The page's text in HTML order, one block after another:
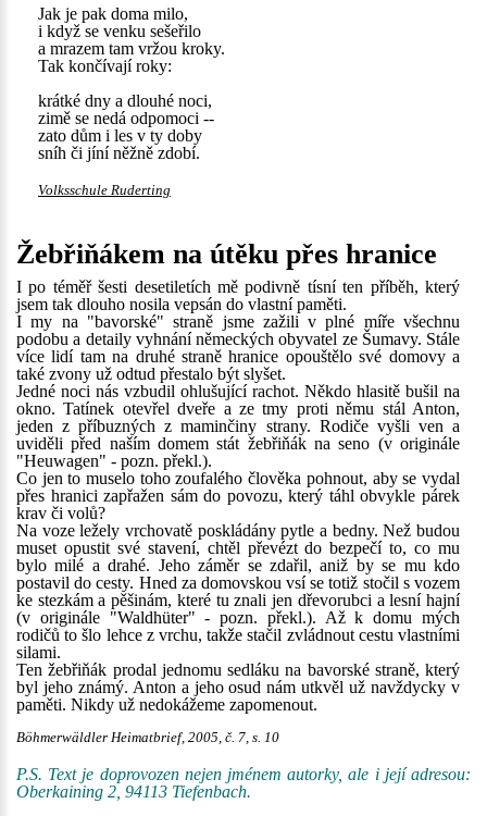
Jak je pak doma milo,
i když se venku sešeřilo
a mrazem tam vržou kroky.
Tak končívají roky:
krátké dny a dlouhé noci,
zimě se nedá odpomoci --
zato dům i les v ty doby
sníh či jíní něžně zdobí.
Volksschule Ruderting
Žebřiňákem na útěku přes hranice
I po téměř šesti desetiletích mě podivně tísní ten příběh, který
jsem tak dlouho nosila vepsán do vlastní paměti.
I my na "bavorské" straně jsme zažili v plné míře všechnu
podobu a detaily vyhnání německých obyvatel ze Šumavy. Stále
více lidí tam na druhé straně hranice opouštělo své domovy a
také zvony už odtud přestalo být slyšet.
Jedné noci nás vzbudil ohlušující rachot. Někdo hlasitě bušil na
okno. Tatínek otevřel dveře a ze tmy proti němu stál Anton,
jeden z příbuzných z maminčiny strany. Rodiče vyšli ven a
uviděli před naším domem stát žebřiňák na seno (v originále
"Heuwagen" - pozn. překl.).
Co jen to muselo toho zoufalého člověka pohnout, aby se vydal
přes hranici zapřažen sám do povozu, který táhl obvykle párek
krav či volů?
Na voze ležely vrchovatě poskládány pytle a bedny. Než budou
muset opustit své stavení, chtěl převézt do bezpečí to, co mu
bylo milé a drahé. Jeho záměr se zdařil, aniž by se mu kdo
postavil do cesty. Hned za domovskou vsí se totiž stočil s vozem
ke stezkám a pěšinám, které tu znali jen dřevorubci a lesní hajní
(v originále "Waldhüter" - pozn. překl.). Až k domu mých
rodičů to šlo lehce z vrchu, takže stačil zvládnout cestu vlastními
silami.
Ten žebřiňák prodal jednomu sedláku na bavorské straně, který
byl jeho známý. Anton a jeho osud nám utkvěl už navždycky v
paměti. Nikdy už nedokážeme zapomenout.
Böhmerwäldler Heimatbrief, 2005, č. 7, s. 10
P.S. Text je doprovozen nejen jménem autorky, ale i její adresou:
Oberkaining 2, 94113 Tiefenbach.